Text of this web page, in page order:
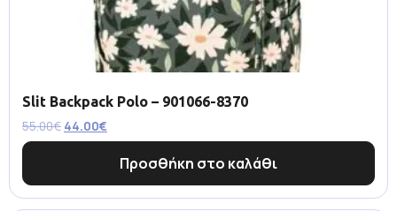
Slit Backpack Polo – 901066-8370
55.00€ 44.00€
Προσθήκη στο καλάθι